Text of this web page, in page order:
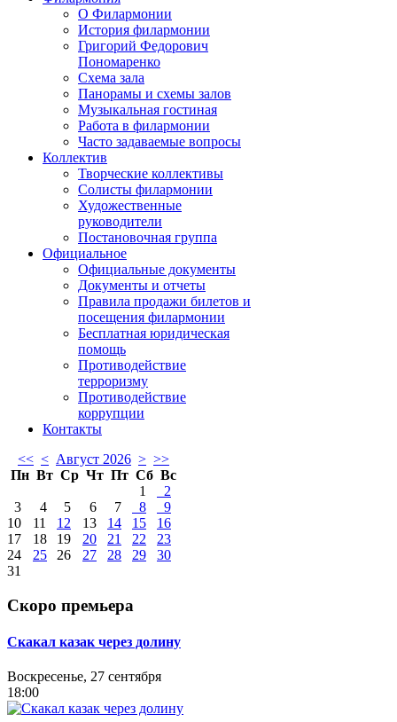
О Филармонии
История филармонии
Григорий Федорович
Пономаренко
Схема зала
Панорамы и схемы залов
Музыкальная гостиная
Работа в филармонии
Часто задаваемые вопросы
Коллектив
Творческие коллективы
Солисты филармонии
Художественные
руководители
Постановочная группа
Официальное
Официальные документы
Документы и отчеты
Правила продажи билетов и
посещения филармонии
Бесплатная юридическая
помощь
Противодействие
терроризму
Противодействие
коррупции
Контакты
<< < Август 2026 > >>
Пн Вт Ср Чт Пт Сб Вс
1
2
3
4 5 6 7 8
9
10
11 12 13 14 15
16
17
18 19 20 21 22
23
24
25 26 27 28 29
30
31
Скоро премьера
Скакал казак через долину
Воскресенье, 27 сентября
18:00